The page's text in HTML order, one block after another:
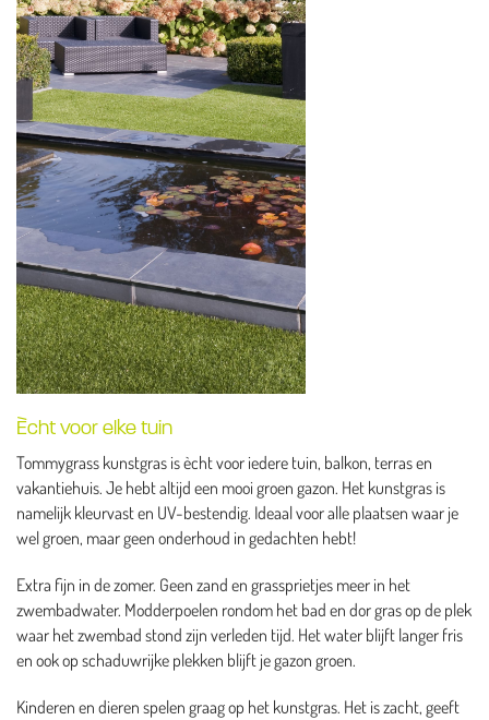
Ècht voor elke tuin
Tommygrass kunstgras is ècht voor iedere tuin, balkon, terras en
vakantiehuis. Je hebt altijd een mooi groen gazon. Het kunstgras is
namelijk kleurvast en UV-bestendig. Ideaal voor alle plaatsen waar je
wel groen, maar geen onderhoud in gedachten hebt!
Extra fijn in de zomer. Geen zand en grassprietjes meer in het
zwembadwater. Modderpoelen rondom het bad en dor gras op de plek
waar het zwembad stond zijn verleden tijd. Het water blijft langer fris
en ook op schaduwrijke plekken blijft je gazon groen.
Kinderen en dieren spelen graag op het kunstgras. Het is zacht, geeft